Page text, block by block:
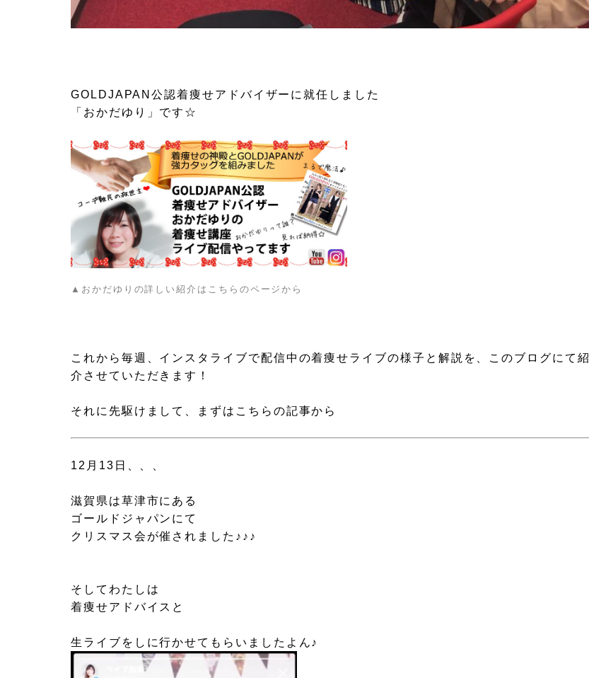
GOLDJAPAN公認着痩せアドバイザーに就任しました
「おかだゆり」です☆
▲おかだゆりの詳しい紹介はこちらのページから
これから毎週、インスタライブで配信中の着痩せライブの様子と解説を、このブログにて紹
介させていただきます！
それに先駆けまして、まずはこちらの記事から
12月13日、、、
滋賀県は草津市にある
ゴールドジャパンにて
クリスマス会が催されました♪♪♪
そしてわたしは
着痩せアドバイスと
生ライブをしに行かせてもらいましたよん♪